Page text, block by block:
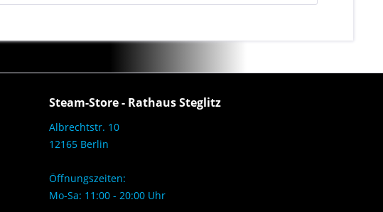
Steam-Store - Rathaus Steglitz
Albrechtstr. 10
12165 Berlin
Öffnungszeiten:
Mo-Sa: 11:00 - 20:00 Uhr